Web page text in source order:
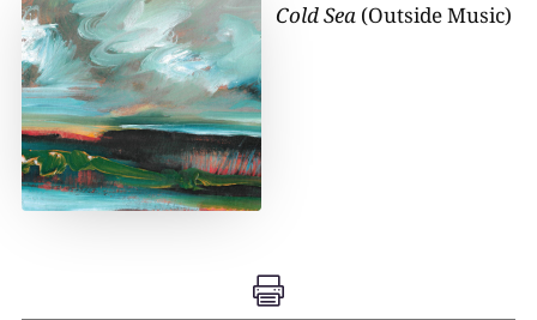
Cold Sea (Outside Music)
